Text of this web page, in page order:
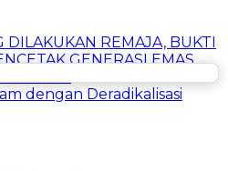
DILAKUKAN REMAJA, BUKTI
GENERASI EMAS
Ada”
dengan Deradikalisasi